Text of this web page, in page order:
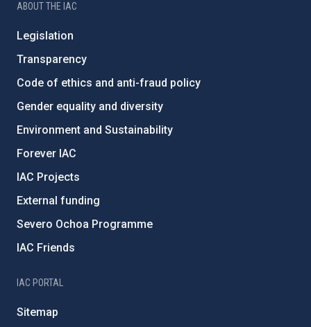
ABOUT THE IAC
Legislation
Transparency
Code of ethics and anti-fraud policy
Gender equality and diversity
Environment and Sustainability
Forever IAC
IAC Projects
External funding
Severo Ochoa Programme
IAC Friends
IAC PORTAL
Sitemap